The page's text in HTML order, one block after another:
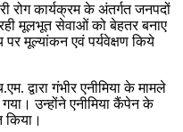
रोग कार्यक्रम के अंतर्गत जनपदों
मूलभूत सेवाओं को बेहतर बनाए
मूल्यांकन एवं पर्यवेक्षण किये
द्वारा गंभीर एनीमिया के मामले
गया। उन्होंने एनीमिया कैंपेन के
किया।